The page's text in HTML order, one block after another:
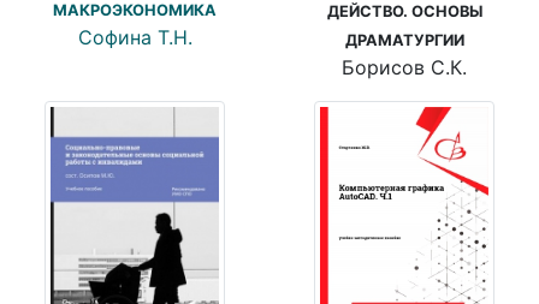
МАКРОЭКОНОМИКА
Софина Т.Н.
ДЕЙСТВО. ОСНОВЫ
ДРАМАТУРГИИ
Борисов С.К.